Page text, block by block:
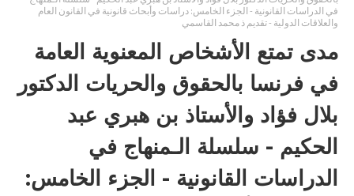
في الدراسات القانونية - الجزء الخامس: دراسات وأبحاث قانونية في القانون العام
والعلاقات الدولية - تقديم ذ محمد القاسمي
مدى تمتع الأشخاص المعنوية العامة
في فرنسا بالحقوق والحريات الدكتور
بلال فؤاد والأستاذ بن هبري عبد
الحكيم - سلسلة الـمنهاج في
الدراسات القانونية - الجزء الخامس: